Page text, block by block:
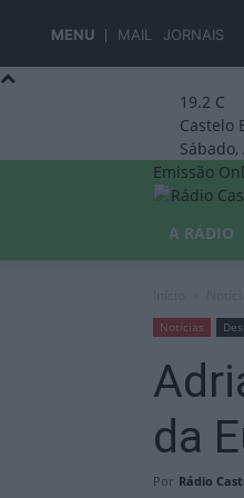
MENU MAIL JORNAIS
19.2 C
Castelo
Sábado,
Emissão
A RÁDIO
Notícias
da
Por Rádio